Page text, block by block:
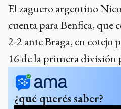
El zaguero argentino
cuenta para Benfica, que
2-2 ante Braga, en cotejo
16 de la primera división
¿qué querés saber?